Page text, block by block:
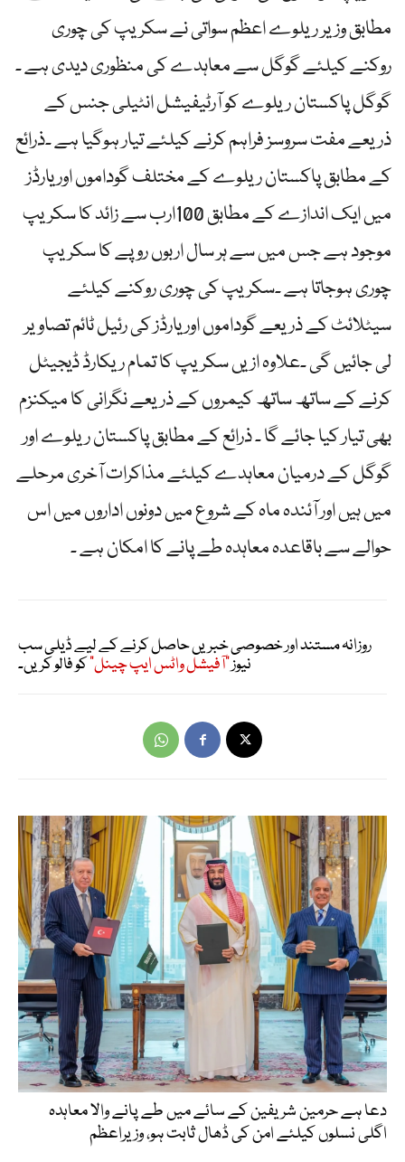
مطابق وزیر ریلوے اعظم سواتی نے سکریپ کی چوری
روکنے کیلئے گوگل سے معاہدے کی منظوری دیدی ہے ۔
گوگل پاکستان ریلوے کو آرٹیفیشل انٹیلی جنس کے
ذریعے مفت سروسز فراہم کرنے کیلئے تیار ہوگیا ہے ۔ذرائع
کے مطابق پاکستان ریلوے کے مختلف گوداموں اور یارڈز
میں ایک اندازے کے مطابق 100ارب سے زائد کا سکریپ
موجود ہے جس میں سے ہر سال اربوں روپے کا سکریپ
چوری ہوجاتا ہے ۔سکریپ کی چوری روکنے کیلئے
سیٹلائٹ کے ذریعے گوداموں اور یارڈز کی رئیل ٹائم تصاویر
لی جائیں گی ۔علاوہ ازیں سکریپ کا تمام ریکارڈ ڈیجیٹل
کرنے کے ساتھ ساتھ کیمروں کے ذریعے نگرانی کا میکنزم
بھی تیار کیا جائے گا ۔ ذرائع کے مطابق پاکستان ریلوے اور
گوگل کے درمیان معاہدے کیلئے مذاکرات آخری مرحلے
میں ہیں اور آئندہ ماہ کے شروع میں دونوں اداروں میں اس
حوالے سے باقاعدہ معاہدہ طے پانے کا امکان ہے ۔
روزانہ مستند اور خصوصی خبریں حاصل کرنے کے لیے ڈیلی سب
نیوز"آفیشل واٹس ایپ چینل"کو فالو کریں۔
دعا ہے حرمین شریفین کے سائے میں طے پانے والا معاہدہ
اگلی نسلوں کیلئے امن کی ڈھال ثابت ہو، وزیراعظم